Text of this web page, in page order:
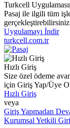
Turkcell
Pasaj ile ilgili tüm
Uygulamayı İndir
turkcell.com.tr
Hızlı Giriş
Size özel ödeme
için Giriş Yap/Üye
Hızlı Giriş
veya
Giriş Yapmadan
Kurumsal Yetkili